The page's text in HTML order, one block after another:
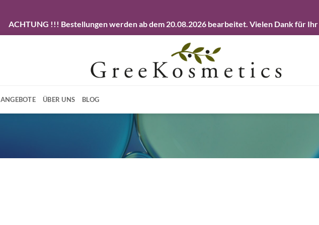
ACHTUNG !!! Bestellungen werden ab dem 20.08.2026 bearbeitet. Vielen Dank für
ANGEBOTE ÜBER UNS BLOG